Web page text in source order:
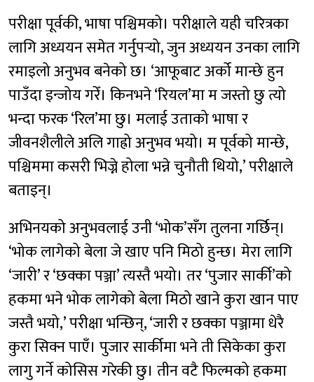
परीक्षा पूर्वकी, भाषा पश्चिमको। परीक्षाले यही चरित्रका
लागि अध्ययन समेत गर्नुपर्‍यो, जुन अध्ययन उनका लागि
रमाइलो अनुभव बनेको छ। ‘आफूबाट अर्को मान्छे हुन
पाउँदा इन्जोय गरेँ। किनभने ‘रियल’मा म जस्तो छु त्यो
भन्दा फरक ‘रिल’मा छु। मलाई उताको भाषा र
जीवनशैलीले अलि गाह्रो अनुभव भयो। म पूर्वको मान्छे,
पश्चिममा कसरी भिज्ने होला भन्ने चुनौती थियो,’ परीक्षाले
बताइन्।
अभिनयको अनुभवलाई उनी ‘भोक’सँग तुलना गर्छिन्।
‘भोक लागेको बेला जे खाए पनि मिठो हुन्छ। मेरा लागि
‘जारी’ र ‘छक्का पञ्जा’ त्यस्तै भयो। तर ‘पुजार सार्की’को
हकमा भने भोक लागेको बेला मिठो खाने कुरा खान पाए
जस्तै भयो,’ परीक्षा भन्छिन्, ‘जारी र छक्का पञ्जामा धेरै
कुरा सिक्न पाएँ। पुजार सार्कीमा भने ती सिकेका कुरा
लागु गर्ने कोसिस गरेकी छु। तीन वटै फिल्मको हकमा